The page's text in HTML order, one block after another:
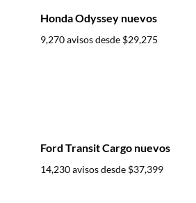
Honda Odyssey nuevos
9,270 avisos desde $29,275
Ford Transit Cargo nuevos
14,230 avisos desde $37,399